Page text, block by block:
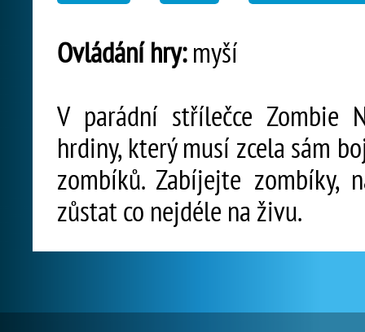
Ovládání hry:myší
V parádní střílečce Zombie
hrdiny, který musí zcela sám
zombíků. Zabíjejte zombíky,
zůstat co nejdéle na živu.